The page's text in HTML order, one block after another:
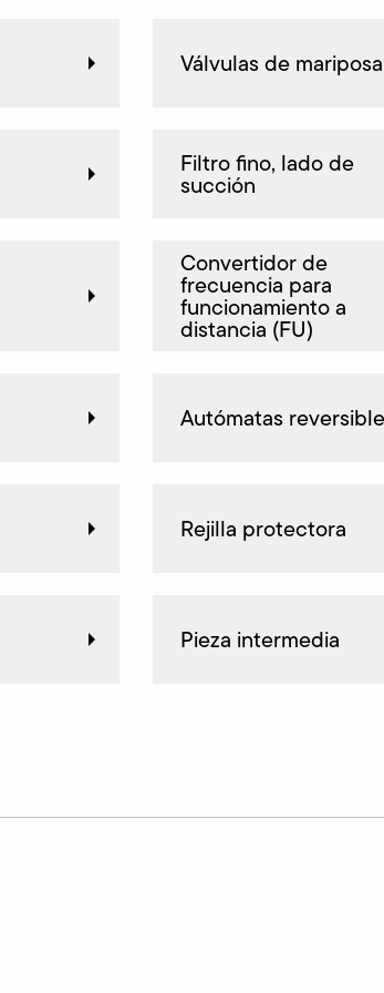
Válvulas de mariposa
Filtro fino, lado de
succión
Convertidor de
frecuencia para
funcionamiento a
distancia (FU)
Autómatas
Rejilla protectora
Pieza intermedia